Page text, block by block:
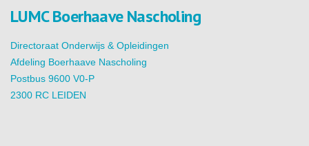
LUMC Boerhaave Nascholing
Directoraat Onderwijs & Opleidingen
Afdeling Boerhaave Nascholing
Postbus 9600 V0-P
2300 RC LEIDEN